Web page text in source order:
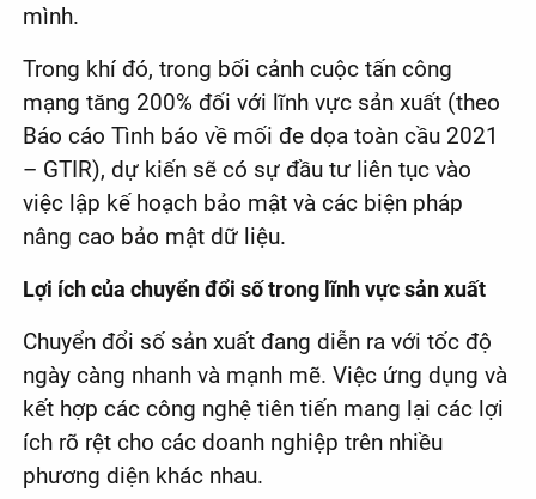
mình.
Trong khí đó, trong bối cảnh cuộc tấn công
mạng tăng 200% đối với lĩnh vực sản xuất (theo
Báo cáo Tình báo về mối đe dọa toàn cầu 2021
– GTIR), dự kiến sẽ có sự đầu tư liên tục vào
việc lập kế hoạch bảo mật và các biện pháp
nâng cao bảo mật dữ liệu.
Lợi ích của chuyển đổi số trong lĩnh vực sản xuất
Chuyển đổi số sản xuất đang diễn ra với tốc độ
ngày càng nhanh và mạnh mẽ. Việc ứng dụng và
kết hợp các công nghệ tiên tiến mang lại các lợi
ích rõ rệt cho các doanh nghiệp trên nhiều
phương diện khác nhau.